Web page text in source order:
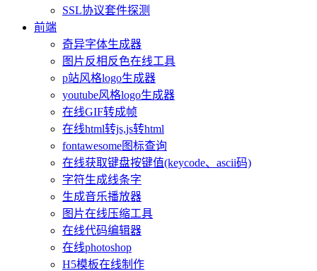
SSL协议套件探测
前端
奇异字体生成器
图片反相反色在线工具
p站风格logo生成器
youtube风格logo生成器
在线GIF转成帧
在线html转js,js转html
fontawesome图标查询
在线获取键盘按键值(keycode、ascii码)
字符生成线条字
生成音乐播放器
图片在线压缩工具
在线代码编辑器
在线photoshop
H5模板在线制作